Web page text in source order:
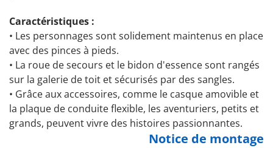
Caractéristiques :
• Les personnages sont solidement maintenus en place
avec des pinces à pieds.
• La roue de secours et le bidon d'essence sont rangés
sur la galerie de toit et sécurisés par des sangles.
• Grâce aux accessoires, comme le casque amovible et
la plaque de conduite flexible, les aventuriers, petits et
grands, peuvent vivre des histoires passionnantes.
Notice de montage